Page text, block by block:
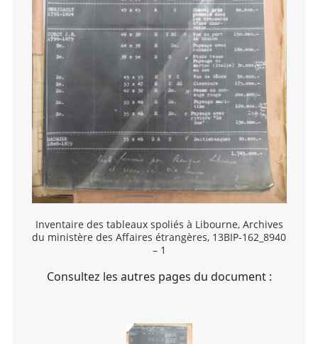
Inventaire des tableaux spoliés à Libourne, Archives
du ministère des Affaires étrangères, 13BIP-162_8940
– 1
Consultez les autres pages du document :